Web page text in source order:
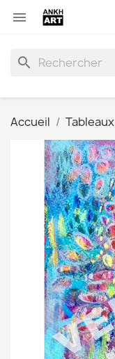

search
Accueil Tableaux